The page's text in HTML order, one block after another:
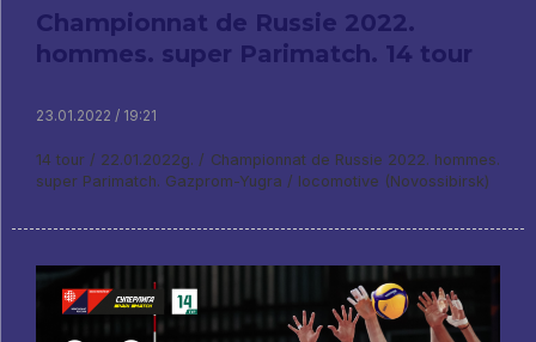
Championnat de Russie 2022.
hommes. super Parimatch. 14 tour
23.01.2022 / 19:21
14 tour / 22.01.2022g. / Championnat de Russie 2022. hommes.
super Parimatch. Gazprom-Yugra / locomotive (Novossibirsk)